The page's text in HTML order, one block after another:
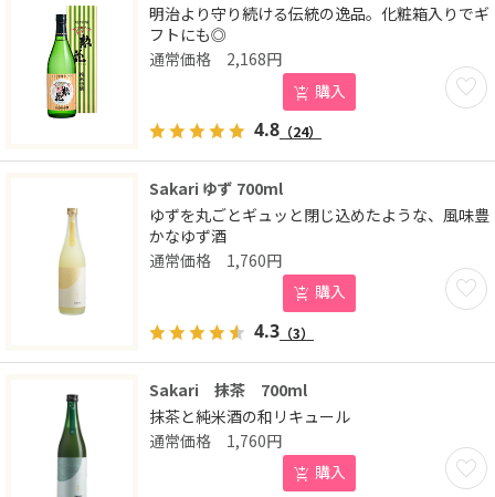
明治より守り続ける伝統の逸品。化粧箱入りでギ
フトにも◎
お気
2,168円
購入
4.8 （24）
Sakari ゆず 700ml
ゆずを丸ごとギュッと閉じ込めたような、風味豊
かなゆず酒
お気
1,760円
購入
4.3 （3）
Sakari 抹茶 700ml
抹茶と純米酒の和リキュール
お気
1,760円
購入